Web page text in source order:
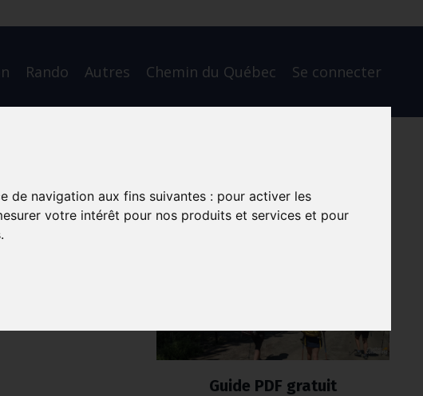
de navigation aux fins suivantes : pour activer les
votre intérêt pour nos produits et services et pour
.
Rando Autres Chemin du Québec Se connecter
Guide PDF gratuit